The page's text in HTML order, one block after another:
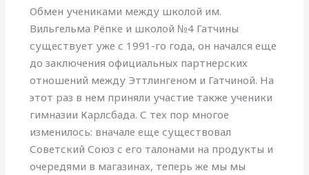
Обмен учениками между школой им.
Вильгельма Рёпке и школой №4 Гатчины
существует уже с 1991-го года, он начался еще
до заключения официальных партнерских
отношений между Эттлингеном и Гатчиной. На
этот раз в нем приняли участие также ученики
гимназии Карлсбада. С тех пор многое
изменилось: вначале еще существовал
Советский Союз с его талонами на продукты и
очередями в магазинах, теперь же мы мы